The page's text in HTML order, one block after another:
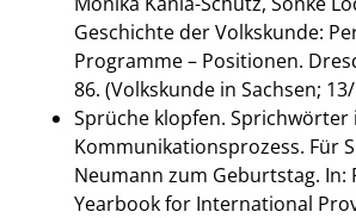
Geschichte der Volkskunde:
Programme – Positionen.
86. (Volkskunde in Sachsen;
Sprüche klopfen. Sprichwörter
Kommunikationsprozess. Für
Neumann zum Geburtstag. In:
Yearbook for International